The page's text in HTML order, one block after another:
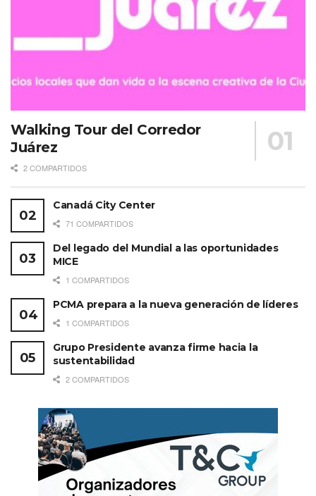
Walking Tour del Corredor
Juárez
2 COMPARTIDOS
Canadá City Center
71 COMPARTIDOS
Del legado del Mundial a las oportunidades
MICE
1 COMPARTIDOS
PCMA prepara a la nueva generación de líderes
1 COMPARTIDOS
Grupo Presidente avanza firme hacia la
sustentabilidad
2 COMPARTIDOS